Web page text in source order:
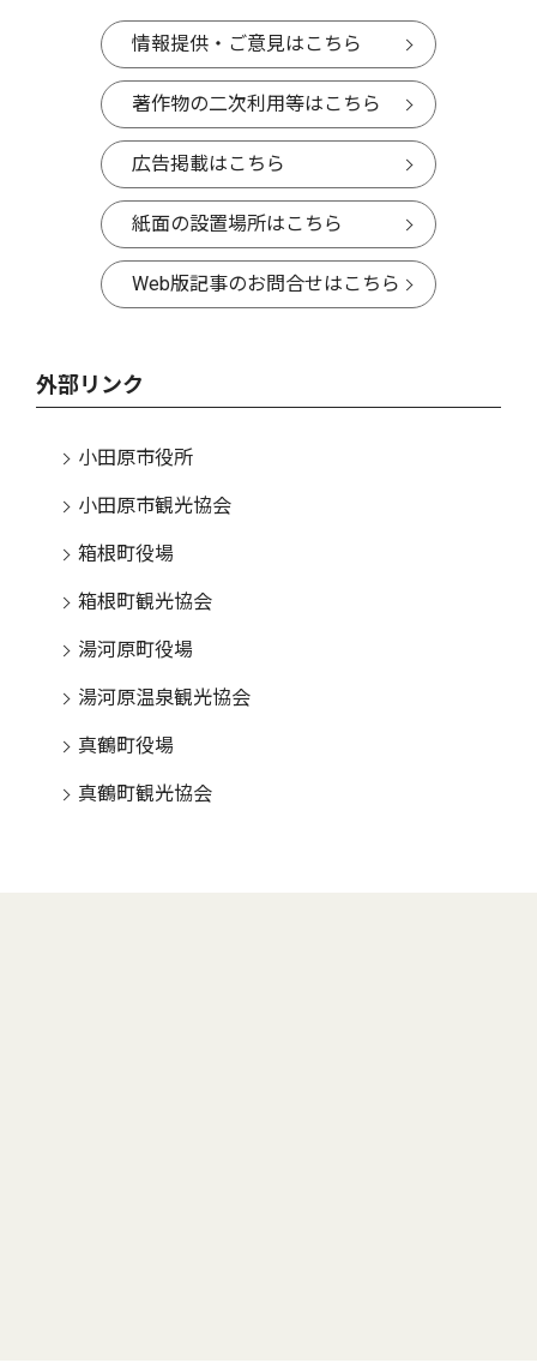
情報提供・ご意見はこちら
著作物の二次利用等はこちら
広告掲載はこちら
紙面の設置場所はこちら
Web版記事のお問合せはこちら
外部リンク
小田原市役所
小田原市観光協会
箱根町役場
箱根町観光協会
湯河原町役場
湯河原温泉観光協会
真鶴町役場
真鶴町観光協会